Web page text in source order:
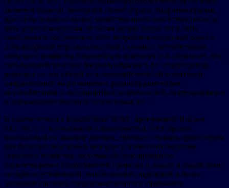
является главной движущей силой утраты биоразнообразия,
при этом только сельское хозяйство несет ответственность за
86% угроз вымирания 28 тысяч видов. Более того, 80%
глобального обезлесения, 60% потребления пресной воды и
23% выбросов парниковых газов связаны с воздействием
сельского хозяйства.Европейская комиссия (ЕК) признает, что
сельскохозяйственное биоразнообразие в ЕС сокращается,
реагируя на это общей сельскохозяйственной политикой,
направленной на расширение разнообразия видов,
местообитаний и ландшафтных особенностей, встречающихся
в сельскохозяйственных экосистемах ЕС.
В соответствии с Food4Future WWF, программой Huawei
TECH4ALL и политикой Еврокомиссии, этот проект,
основанный на анализе данных, призван служить ориентиром
для будущих передовых методов устойчивого ведения
сельского хозяйства, включая сбалансированное
удовлетворение потребностей природы и людей и содействие
созданию устойчивой, инклюзивной, надежной и более
здоровой системы продовольственного снабжения.